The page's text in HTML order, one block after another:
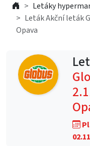
Letáky
Leták Akční leták
Opava